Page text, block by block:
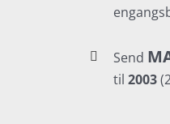
Send
til2003